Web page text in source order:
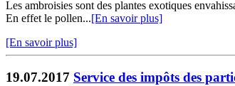
Les ambroisies sont des plantes exotiques
En effet le pollen...[En savoir plus]
[En savoir plus]
19.07.2017 Service des impôts des